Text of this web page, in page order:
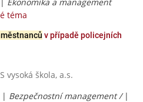
téma
v případě policejních
vysoká škola, a.s.
| Bezpečnostní management / |